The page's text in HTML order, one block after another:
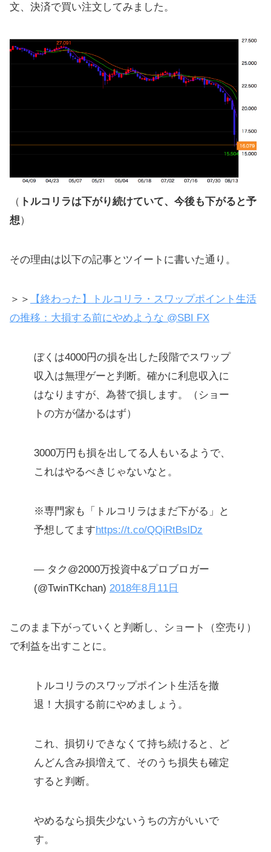
文、決済で買い注文してみました。
（ トルコリラは下がり続けていて、今後も下がると予
想）
その理由は以下の記事とツイートに書いた通り。
＞＞
【終わった】トルコリラ・スワップポイント生活
の推移：大損する前にやめような @SBI FX
ぼくは4000円の損を出した段階でスワップ
収入は無理ゲーと判断。確かに利息収入に
はなりますが、為替で損します。（ショー
トの方が儲かるはず）
3000万円も損を出してる人もいるようで、
これはやるべきじゃないなと。
※専門家も「トルコリラはまだ下がる」と
予想してますhttps://t.co/QQiRtBslDz
— タク@2000万投資中&プロブロガー
(@TwinTKchan) 2018年8月11日
このまま下がっていくと判断し、ショート（空売り）
で利益を出すことに。
トルコリラのスワップポイント生活を撤
退！大損する前にやめましょう。
これ、損切りできなくて持ち続けると、ど
んどん含み損増えて、そのうち損失も確定
すると判断。
やめるなら損失少ないうちの方がいいで
す。